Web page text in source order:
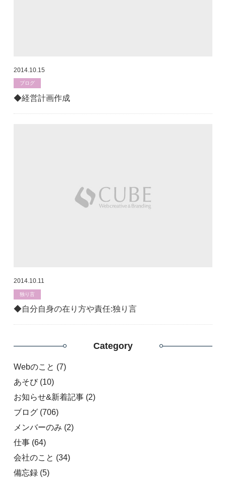
2014.10.15
ブログ
◆経営計画作成
2014.10.11
独り言
◆自分自身の在り方や責任:独り言
Category
Webのこと (7)
あそび(10)
お知らせ&新着記事(2)
ブログ(706)
メンバーのみ (2)
仕事(64)
会社のこと (34)
備忘録(5)